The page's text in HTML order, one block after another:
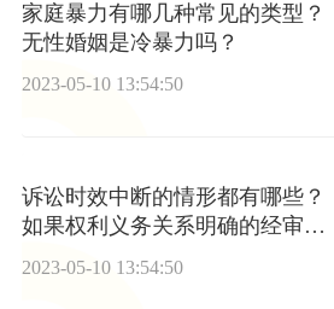
家庭暴力有哪几种常见的类型？
无性婚姻是冷暴力吗？
2023-05-10 13:54:50
诉讼时效中断的情形都有哪些？
如果权利义务关系明确的经审理
2023-05-10 13:54:50